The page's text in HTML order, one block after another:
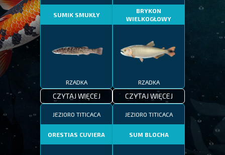
SUMIK SMUKŁY
RZADKA
CZYTAJ WIĘCEJ
BRYKON
WIELKOGŁOWY
RZADKA
CZYTAJ WIĘCEJ
JEZIORO TITICACA
ORESTIAS CUVIERA
JEZIORO TITICACA
SUM BLOCHA